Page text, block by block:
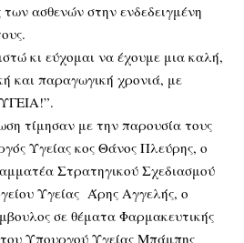
ασθενών στην ενδεδειγμένη
κι εύχομαι να έχουμε μια καλή,
και παραγωγική χρονιά, με
τίμησαν με την παρουσία τους
Υγείας κος Θάνος Πλεύρης, ο
Στρατηγικού Σχεδιασμού
Υγείας Άρης Αγγελής, ο
σε θέματα Φαρμακευτικής
του Υπουργού Υγείας Μπάμπης